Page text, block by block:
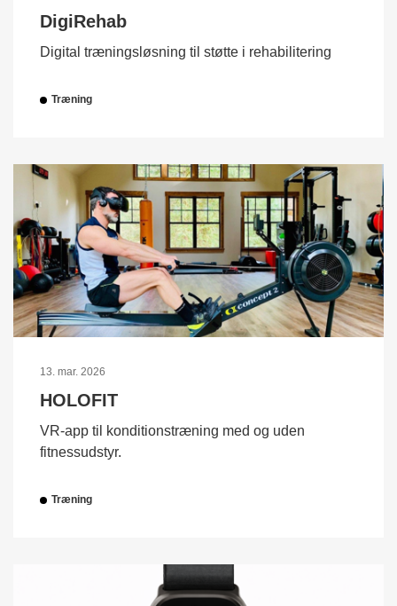
DigiRehab
Digital træningsløsning til støtte i rehabilitering
Træning
13. mar. 2026
HOLOFIT
VR-app til konditionstræning med og uden
fitnessudstyr.
Træning